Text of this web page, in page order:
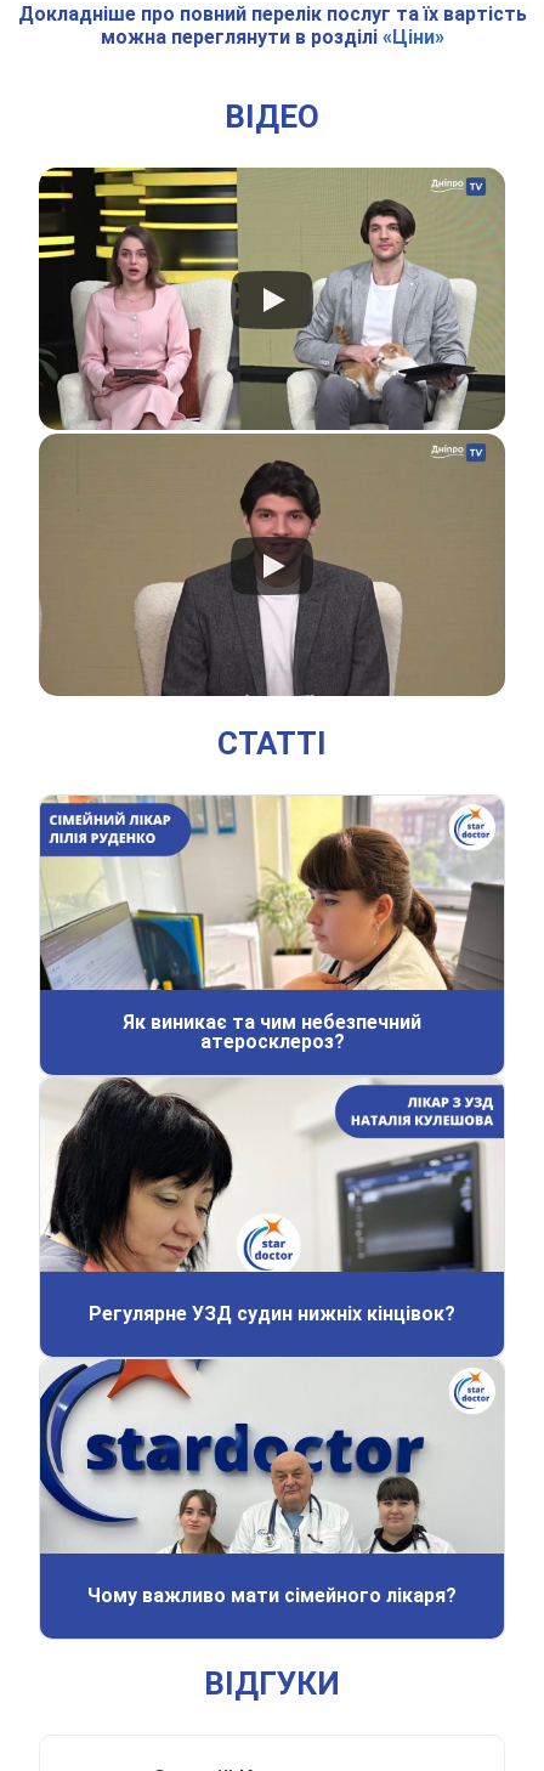
Докладніше про повний перелік послуг та їх вартість
можна переглянути в розділі «Ціни»
ВІДЕО
СТАТТІ
Як виникає та чим небезпечний
атеросклероз?
Регулярне УЗД судин нижніх кінцівок?
Чому важливо мати сімейного лікаря?
ВІДГУКИ